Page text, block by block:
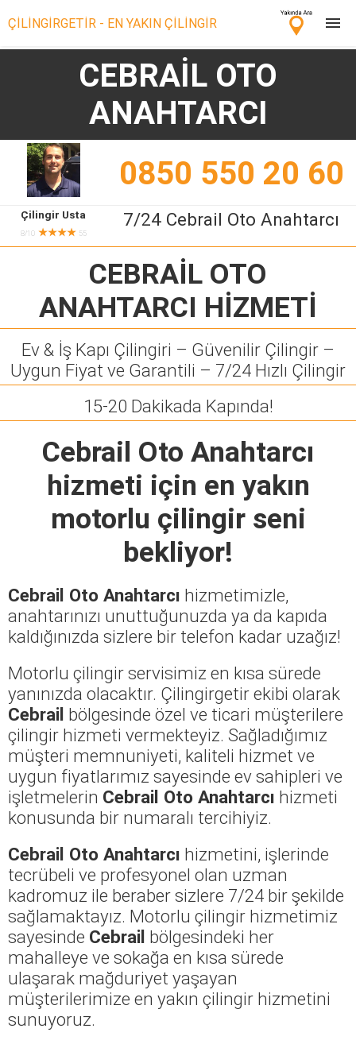
ÇİLİNGİRGETİR - EN YAKIN ÇİLİNGİR
Çilingir misin? Bize Katıl!
CEBRAİL OTO
ANAHTARCI
0850 550 20 60
Çilingir Usta
8/10 ★★★★ 55
7/24 Cebrail Oto Anahtarcı
CEBRAİL OTO
ANAHTARCI HİZMETİ
Ev & İş Kapı Çilingiri – Güvenilir Çilingir –
Uygun Fiyat ve Garantili – 7/24 Hızlı Çilingir
15-20 Dakikada Kapında!
Cebrail Oto Anahtarcı
hizmeti için en yakın
motorlu çilingir seni
bekliyor!
Cebrail Oto Anahtarcı hizmetimizle,
anahtarınızı unuttuğunuzda ya da kapıda
kaldığınızda sizlere bir telefon kadar uzağız!
Motorlu çilingir servisimiz en kısa sürede
yanınızda olacaktır. Çilingirgetir ekibi olarak
Cebrail bölgesinde özel ve ticari müşterilere
çilingir hizmeti vermekteyiz. Sağladığımız
müşteri memnuniyeti, kaliteli hizmet ve
uygun fiyatlarımız sayesinde ev sahipleri ve
işletmelerin Cebrail Oto Anahtarcı hizmeti
konusunda bir numaralı tercihiyiz.
Cebrail Oto Anahtarcı hizmetini, işlerinde
tecrübeli ve profesyonel olan uzman
kadromuz ile beraber sizlere 7/24 bir şekilde
sağlamaktayız. Motorlu çilingir hizmetimiz
sayesinde Cebrail bölgesindeki her
mahalleye ve sokağa en kısa sürede
ulaşarak mağduriyet yaşayan
müşterilerimize en yakın çilingir hizmetini
sunuyoruz.